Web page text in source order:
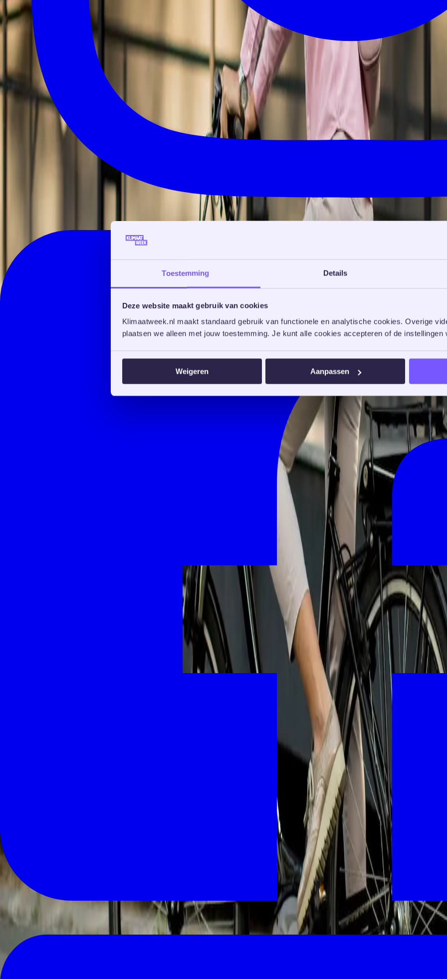
Toestemming Details
Deze website maakt gebruik van cookies
Klimaatweek.nl maakt standaard gebruik van functionele en analytische cookies. Overige
plaatsen we alleen met jouw toestemming. Je kunt alle cookies accepteren of de
Weigeren Aanpassen